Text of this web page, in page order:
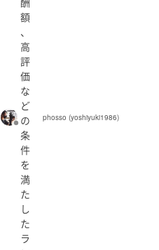
額
、
高
評
価
な
ど
の
条
件
を
満
た
し
た
ラ
phosso (yoshiyuki1986)